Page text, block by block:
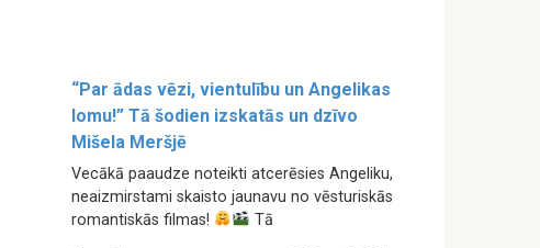
“Par ādas vēzi, vientulību un Angelikas
lomu!” Tā šodien izskatās un dzīvo
Mišela Meršjē
Vecākā paaudze noteikti atcerēsies Angeliku,
neaizmirstami skaisto jaunavu no vēsturiskās
romantiskās filmas!
Tā